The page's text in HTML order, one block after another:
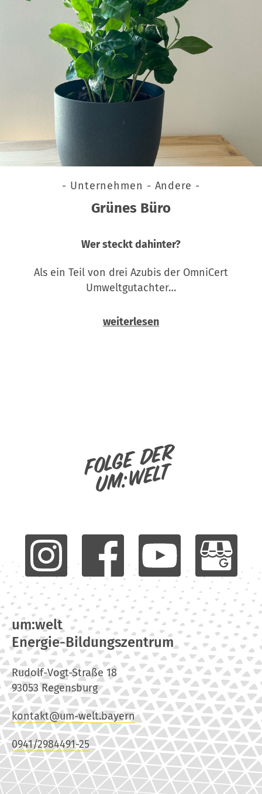
- Unternehmen - Andere -
Grünes Büro
Wer steckt dahinter?
Als ein Teil von drei Azubis der OmniCert
Umweltgutachter…
weiterlesen
Folge der
um:welt
um:welt
Energie-Bildungszentrum
Rudolf-Vogt-Straße 18
93053 Regensburg
kontakt@um-welt.bayern
0941/2984491-25